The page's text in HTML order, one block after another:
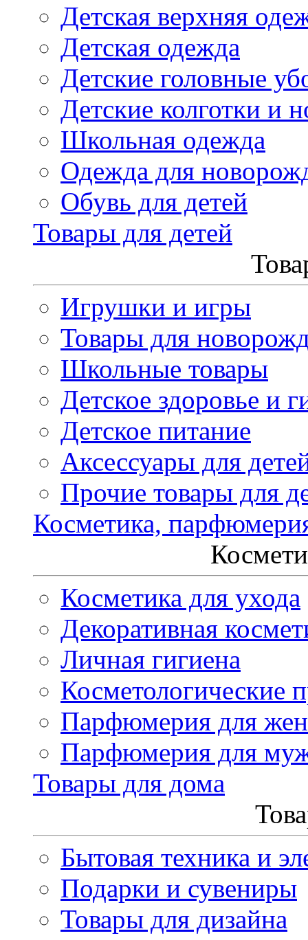
Детская верхняя
Детская одежда
Детские головные
Детские колготки и
Школьная одежда
Одежда для
Обувь для детей
Товары для детей
Игрушки и игры
Товары для
Школьные товары
Детское здоровье и
Детское питание
Аксессуары для
Прочие товары для
Косметика,
Косметика для ухода
Декоративная
Личная гигиена
Косметологические
Парфюмерия для
Парфюмерия для
Товары для дома
Бытовая техника и
Подарки и сувениры
Товары для дизайна